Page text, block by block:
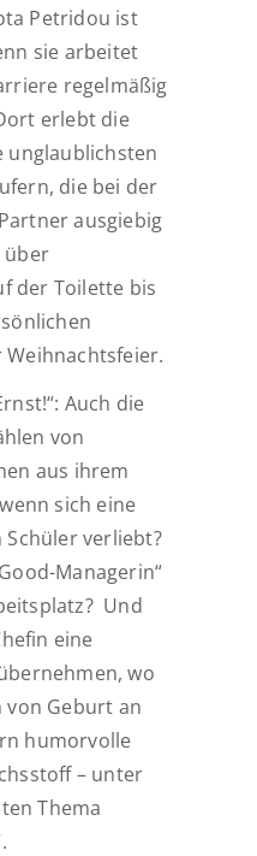
Petridou ist
sie arbeitet
regelmäßig
erlebt die
unglaublichsten
die bei der
ausgiebig
über
der Toilette bis
Auch die
von
aus ihrem
sich eine
verliebt?
Managerin“
Und
eine
wo
Geburt an
humorvolle
– unter
Thema